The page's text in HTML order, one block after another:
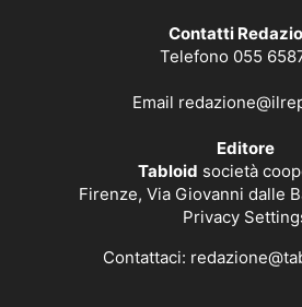
Contatti
Telefono 055
Email
Editore
Tabloid società
Firenze, Via Giovanni dalle
Privacy
Contattaci: